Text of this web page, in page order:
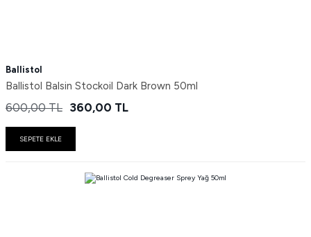
Ballistol
Ballistol Balsin Stockoil Dark Brown 50ml
600,00 TL 360,00 TL
SEPETE EKLE